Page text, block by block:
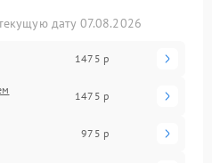
дату 07.08.2026
1475 р
1475 р
975 р